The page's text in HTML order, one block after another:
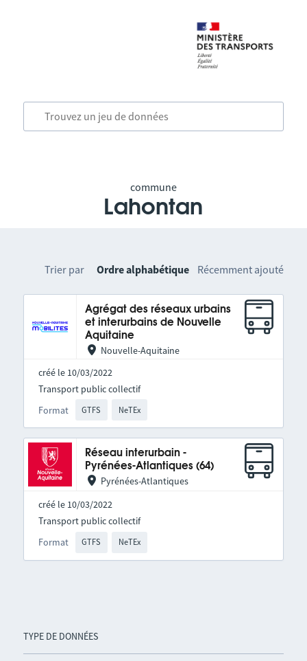
commune
Lahontan
TYPE DE DONNÉES
Trier par Ordre alphabétique Récemment ajouté
Agrégat des réseaux urbains
et interurbains de Nouvelle
Aquitaine
Nouvelle-Aquitaine
créé le 10/03/2022
Format GTFS NeTEx
Transport public collectif
Réseau interurbain -
Pyrénées-Atlantiques (64)
Pyrénées-Atlantiques
créé le 10/03/2022
Format GTFS NeTEx
Transport public collectif